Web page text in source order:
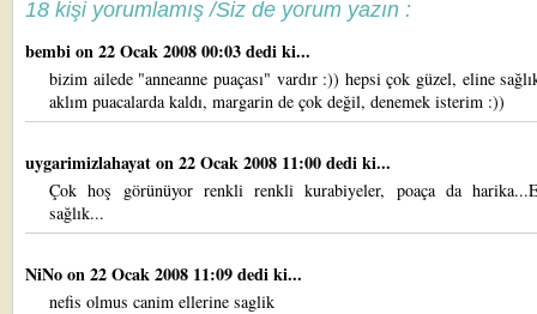
18 kişi yorumlamış /Siz de yorum yazın :
bembion 22 Ocak 2008 00:03 dedi ki...
bizim ailede "anneanne puaçası" vardır :)) hepsi çok güzel, eline
aklım puacalarda kaldı, margarin de çok değil, denemek isterim :))
uygarimizlahayaton 22 Ocak 2008 11:00 dedi ki...
Çok hoş görünüyor renkli renkli kurabiyeler, poaça da
sağlık...
NiNoon 22 Ocak 2008 11:09 dedi ki...
nefis olmus canim ellerine saglik